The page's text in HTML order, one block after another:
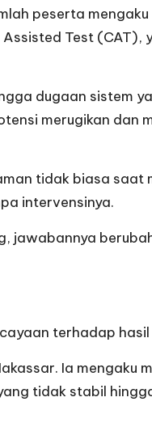
peserta
Test (CAT),
dugaan sistem
merugikan dan
tidak biasa saat
intervensinya.
jawabannya
terhadap
Ia mengaku
tidak stabil